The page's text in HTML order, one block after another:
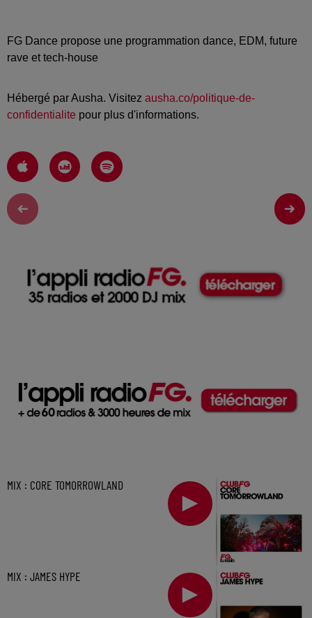
FG Dance propose une programmation dance, EDM, future
rave et tech-house
Hébergé par Ausha. Visitez ausha.co/politique-de-
confidentialite pour plus d'informations.
MIX : CORE TOMORROWLAND
MIX : JAMES HYPE